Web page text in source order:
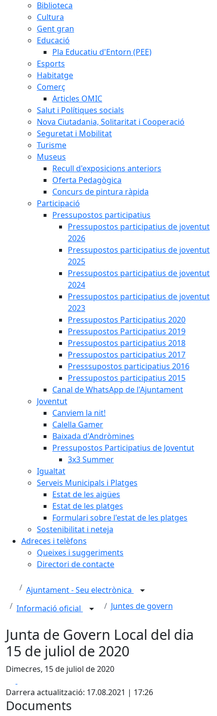
Biblioteca
Cultura
Gent gran
Educació
Pla Educatiu d'Entorn (PEE)
Esports
Habitatge
Comerç
Articles OMIC
Salut i Polítiques socials
Nova Ciutadania, Solitaritat i Cooperació
Seguretat i Mobilitat
Turisme
Museus
Recull d'exposicions anteriors
Oferta Pedagògica
Concurs de pintura ràpida
Participació
Pressupostos participatius
Pressupostos participatius de joventut
2026
Pressupostos participatius de joventut
2025
Pressupostos participatius de joventut
2024
Pressupostos participatius de joventut
2023
Pressupostos Participatius 2020
Pressupostos Participatius 2019
Pressupostos participatius 2018
Pressupostos participatius 2017
Presssupostos participatius 2016
Pressupostos participatius 2015
Canal de WhatsApp de l'Ajuntament
Joventut
Canviem la nit!
Calella Gamer
Baixada d'Andròmines
Pressupostos Participatius de Joventut
3x3 Summer
Igualtat
Serveis Municipals i Platges
Estat de les aigües
Estat de les platges
Formulari sobre l'estat de les platges
Sostenibilitat i neteja
Adreces i telèfons
Queixes i suggeriments
Directori de contacte
Ajuntament - Seu electrònica
Informació oficial
Juntes de govern
Junta de Govern Local del dia
15 de juliol de 2020
Dimecres, 15 de juliol de 2020
Darrera actualització: 17.08.2021 | 17:26
Documents